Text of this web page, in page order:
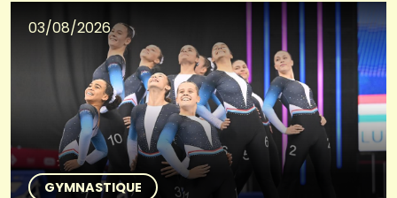
03/08/2026
GYMNASTIQUE